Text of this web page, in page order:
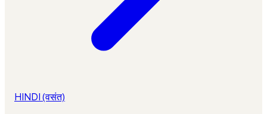
HINDI (वसंत)